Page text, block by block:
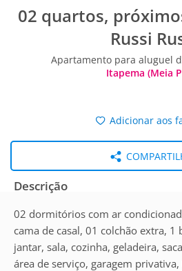
02 quartos,
Russi
Apartamento para aluguel
Itapema (Meia
Adicionar aos
Descrição
02 dormitórios com ar
cama de casal, 01 colchão extra, 1
jantar, sala, cozinha, geladeira,
área de serviço, garagem